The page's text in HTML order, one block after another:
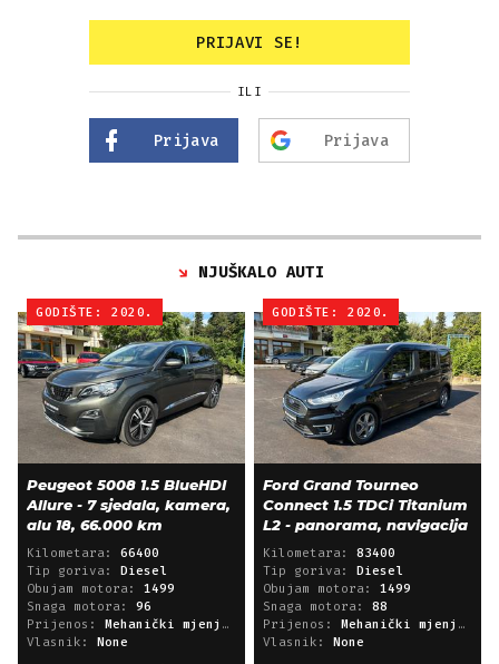
PRIJAVI SE!
ILI
Prijava Prijava
NJUŠKALO AUTI
GODIŠTE: 2020.
Peugeot 5008 1.5 BlueHDI
Allure - 7 sjedala, kamera,
alu 18, 66.000 km
Kilometara: 66400
Tip goriva:
Diesel
Obujam motora: 1499
Snaga motora: 96
Prijenos:
Mehanički mjenjač
Vlasnik:
None
GODIŠTE: 2020.
Ford Grand Tourneo
Connect 1.5 TDCi Titanium
L2 - panorama, navigacija
Kilometara: 83400
Tip goriva:
Diesel
Obujam motora: 1499
Snaga motora: 88
Prijenos:
Mehanički mjenjač
Vlasnik:
None